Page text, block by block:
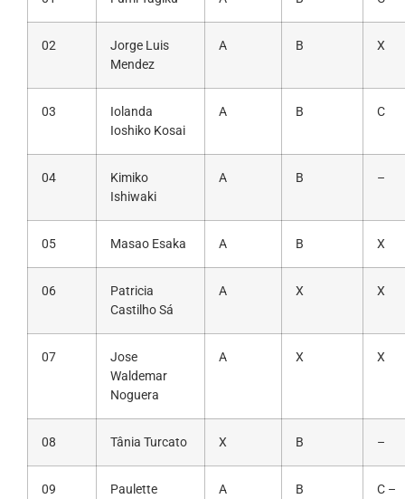
02
Jorge Luis
Mendez
A B X
03
Iolanda
Ioshiko Kosai
A B C
04
Kimiko
Ishiwaki
A B –
05 Masao Esaka A B X
06
Patricia
Castilho Sá
A X X
07
Jose
Waldemar
Noguera
A X X
08 Tânia Turcato X B –
09
Paulette
A B
C –